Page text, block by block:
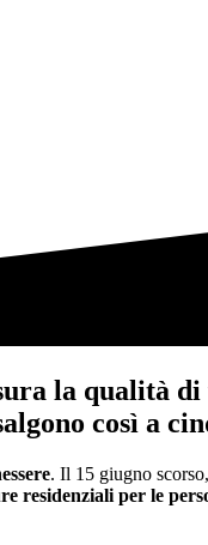
la qualità
così a
. Il 15 giugno
residenziali per le